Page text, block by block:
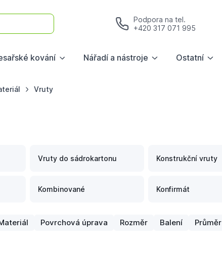
Podpora na tel.
+420 317 071 995
kování Nářadí a nástroje Ostatní
Vruty
Vruty do sádrokartonu Konstrukční vruty
Kombinované Konfirmát
Povrchová úprava Rozměr Balení Průměr